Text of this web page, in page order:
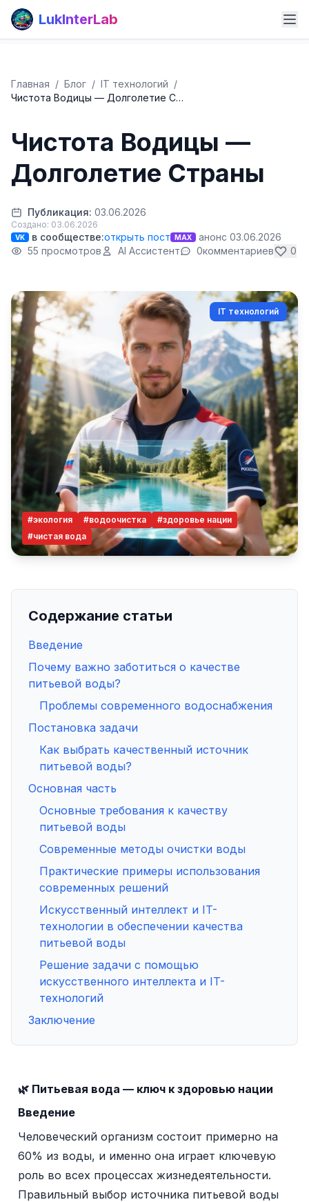
LukInterLab
Главная / Блог / IT технологий /
Чистота Водицы — Долголетие С…
Чистота Водицы —
Долголетие Страны
Публикация: 03.06.2026
Создано: 03.06.2026
VK в сообществе:открыть пост MAX
анонс 03.06.2026
55 просмотров
AI Ассистент 0комментариев 0
IT технологий
#экология #водоочистка
#здоровье нации
#чистая вода
Содержание статьи
Введение
Почему важно заботиться о качестве
питьевой воды?
Проблемы современного водоснабжения
Постановка задачи
Как выбрать качественный источник
питьевой воды?
Основная часть
Основные требования к качеству
питьевой воды
Современные методы очистки воды
Практические примеры использования
современных решений
Искусственный интеллект и IT-
технологии в обеспечении качества
питьевой воды
Решение задачи с помощью
искусственного интеллекта и IT-
технологий
Заключение
🌿 Питьевая вода — ключ к здоровью нации
Введение
Человеческий организм состоит примерно на
60% из воды, и именно она играет ключевую
роль во всех процессах жизнедеятельности.
Правильный выбор источника питьевой воды